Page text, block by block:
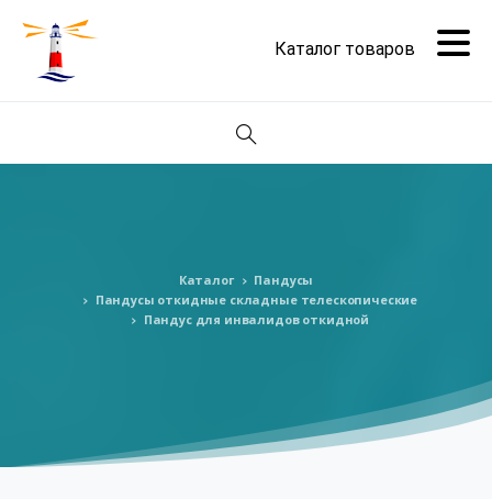
Поиск
Каталог
Пандусы
Пандусы откидные складные телескопические
Пандус для инвалидов откидной